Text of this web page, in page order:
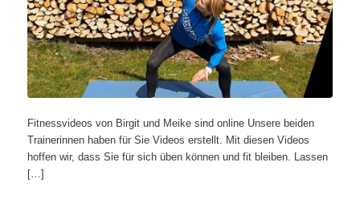
Fitnessvideos von Birgit und Meike sind online Unsere beiden
Trainerinnen haben für Sie Videos erstellt. Mit diesen Videos
hoffen wir, dass Sie für sich üben können und fit bleiben. Lassen
[…]